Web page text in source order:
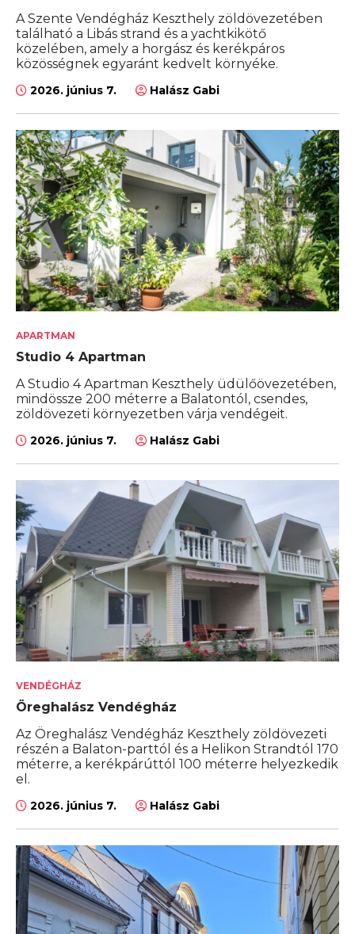
A Szente Vendégház Keszthely zöldövezetében
található a Libás strand és a yachtkikötő
közelében, amely a horgász és kerékpáros
közösségnek egyaránt kedvelt környéke.
2026. június 7. Halász Gabi
APARTMAN
Studio 4 Apartman
A Studio 4 Apartman Keszthely üdülőövezetében,
mindössze 200 méterre a Balatontól, csendes,
zöldövezeti környezetben várja vendégeit.
2026. június 7. Halász Gabi
VENDÉGHÁZ
Öreghalász Vendégház
Az Öreghalász Vendégház Keszthely zöldövezeti
részén a Balaton-parttól és a Helikon Strandtól 170
méterre, a kerékpárúttól 100 méterre helyezkedik
el.
2026. június 7. Halász Gabi